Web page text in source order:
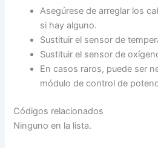
Asegúrese de arreglar los
si hay alguno.
Sustituir el sensor de
Sustituir el sensor de
En casos raros, puede ser
módulo de control de
Códigos relacionados
Ninguno en la lista.